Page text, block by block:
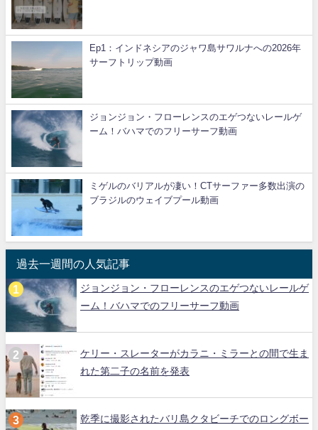
Ep1：インドネシアのジャワ島サワルナへの2026年
サーフトリップ動画
ジョンジョン・フローレンスのエゲつないレールゲ
ーム！バハマでのフリーサーフ動画
ミゲルのバリアルが凄い！CTサーファー多数出演の
ブラジルのウェイブプール動画
過去一週間の人気記事
ジョンジョン・フローレンスのエゲつないレールゲ
ーム！バハマでのフリーサーフ動画
ケリー・スレーターがカラニ・ミラーとの間で生ま
れた第二子の名前を発表
乾季に撮影されたバリ島クタビーチでのロングボー